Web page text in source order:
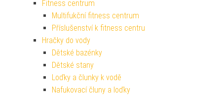
Fitness centrum
Multifukční fitness centrum
Příslušenství k fitness centru
Hračky do vody
Dětské bazénky
Dětské stany
Loďky a člunky k vodě
Nafukovací čluny a loďky